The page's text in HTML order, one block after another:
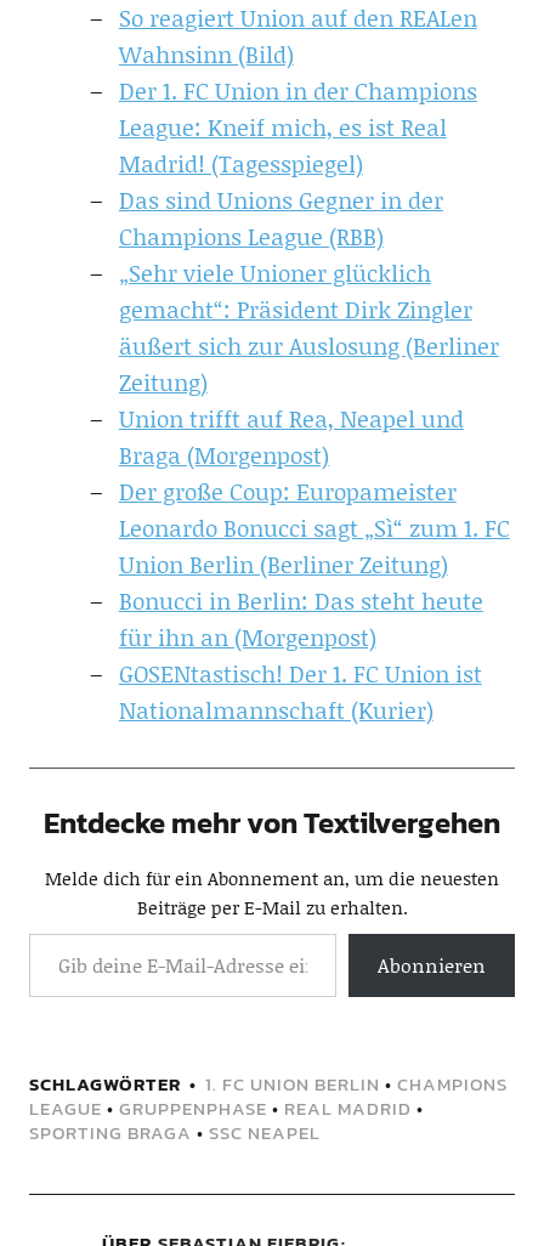
So reagiert Union auf den REALen
Wahnsinn (Bild)
Der 1. FC Union in der Champions
League: Kneif mich, es ist Real
Madrid! (Tagesspiegel)
Das sind Unions Gegner in der
Champions League (RBB)
„Sehr viele Unioner glücklich
gemacht“: Präsident Dirk Zingler
äußert sich zur Auslosung (Berliner
Zeitung)
Union trifft auf Rea, Neapel und
Braga (Morgenpost)
Der große Coup: Europameister
Leonardo Bonucci sagt „Sì“ zum 1. FC
Union Berlin (Berliner Zeitung)
Bonucci in Berlin: Das steht heute
für ihn an (Morgenpost)
GOSENtastisch! Der 1. FC Union ist
Nationalmannschaft (Kurier)
Entdecke mehr von Textilvergehen
Melde dich für ein Abonnement an, um die neuesten
Beiträge per E-Mail zu erhalten.
Abonnieren
SCHLAGWÖRTER 1. FC UNION BERLIN • CHAMPIONS
LEAGUE • GRUPPENPHASE • REAL MADRID •
SPORTING BRAGA • SSC NEAPEL